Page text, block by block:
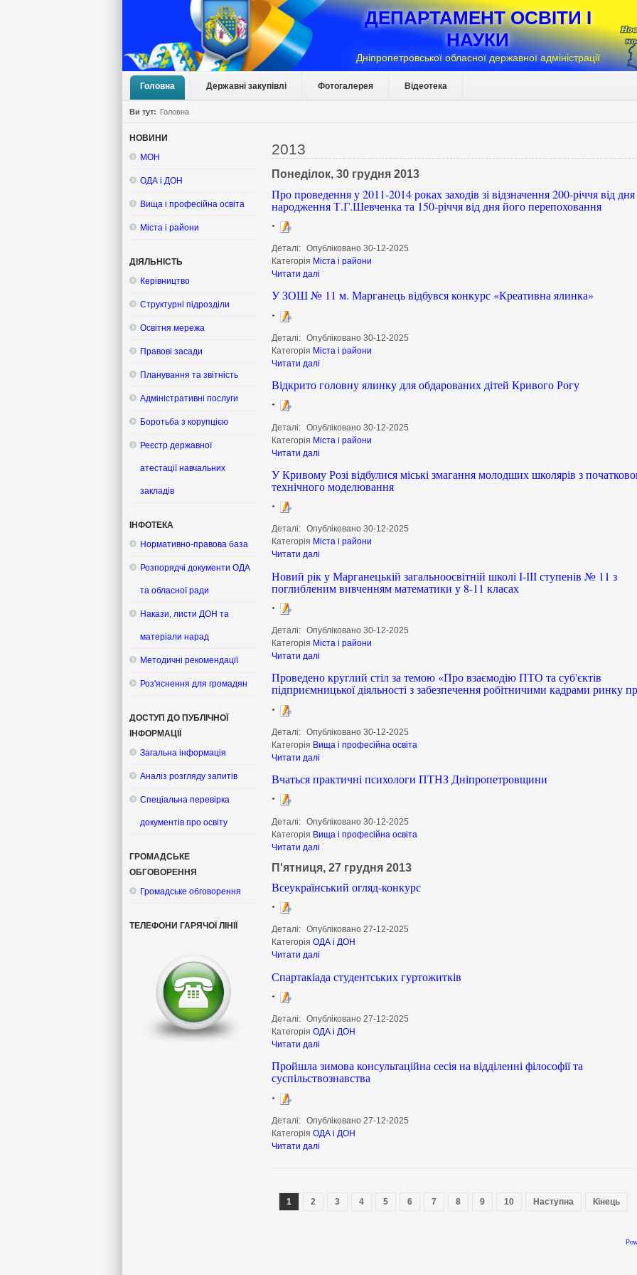
ДЕПАРТАМЕНТ ОСВІТИ І
НАУКИ
Дніпропетровської обласної державної адміністрації
Головна Державні закупівлі Фотогалерея Відеотека
Ви тут: Головна
НОВИНИ
МОН
ОДА і ДОН
Вища і професійна освіта
Міста і райони
ДІЯЛЬНІСТЬ
Керівництво
Структурні підрозділи
Освітня мережа
Правові засади
Планування та звітність
Адміністративні послуги
Боротьба з корупцією
Реєстр державної
атестації навчальних
закладів
ІНФОТЕКА
Нормативно-правова база
Розпорядчі документи ОДА
та обласної ради
Накази, листи ДОН та
матеріали нарад
Методичні рекомендації
Роз'яснення для громадян
ДОСТУП ДО ПУБЛІЧНОЇ
ІНФОРМАЦІЇ
Загальна інформація
Аналіз розгляду запитів
Спеціальна перевірка
документів про освіту
ГРОМАДСЬКЕ
ОБГОВОРЕННЯ
Громадське обговорення
ТЕЛЕФОНИ ГАРЯЧОЇ ЛІНІЇ
2013
Понеділок, 30 грудня 2013
Про проведення у 2011-2014 роках заходів зі відзначення 200-річчя від дня
народження Т.Г.Шевченка та 150-річчя від дня його перепоховання
Деталі: Опубліковано 30-12-2025
Категорія Міста і райони
Читати далі
У ЗОШ № 11 м. Марганець відбувся конкурс «Креативна ялинка»
Деталі: Опубліковано 30-12-2025
Категорія Міста і райони
Читати далі
Відкрито головну ялинку для обдарованих дітей Кривого Рогу
Деталі: Опубліковано 30-12-2025
Категорія Міста і райони
Читати далі
У Кривому Розі відбулися міські змагання молодших школярів з
технічного моделювання
Деталі: Опубліковано 30-12-2025
Категорія Міста і райони
Читати далі
Новий рік у Марганецькій загальноосвітній школі І-ІІІ ступенів № 11 з
поглибленим вивченням математики у 8-11 класах
Деталі: Опубліковано 30-12-2025
Категорія Міста і райони
Читати далі
Проведено круглий стіл за темою «Про взаємодію ПТО та суб'єктів
підприємницької діяльності з забезпечення робітничими кадрами ринку
Деталі: Опубліковано 30-12-2025
Категорія Вища і професійна освіта
Читати далі
Вчаться практичні психологи ПТНЗ Дніпропетровщини
Деталі: Опубліковано 30-12-2025
Категорія Вища і професійна освіта
Читати далі
П'ятниця, 27 грудня 2013
Всеукраїнський огляд-конкурс
Деталі: Опубліковано 27-12-2025
Категорія ОДА і ДОН
Читати далі
Спартакіада студентських гуртожитків
Деталі: Опубліковано 27-12-2025
Категорія ОДА і ДОН
Читати далі
Пройшла зимова консультаційна сесія на відділенні філософії та
суспільствознавства
Деталі: Опубліковано 27-12-2025
Категорія ОДА і ДОН
Читати далі
1 2 3 4 5 6 7 8 9 10 Наступна Кінець